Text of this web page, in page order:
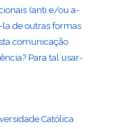
(anti e/ou a-
de outras formas
comunicação
Para tal usar-
Católica